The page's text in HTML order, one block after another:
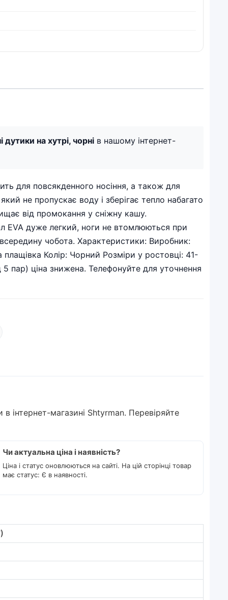
на хутрі, чорні в нашому інтернет-
для повсякденного носіння, а також для
не пропускає воду і зберігає тепло набагато
від промокання у сніжну кашу.
EVA дуже легкий, ноги не втомлюються при
чобота. Характеристики: Виробник:
Колір: Чорний Розміри у ростовці: 41-
пар) ціна знижена. Телефонуйте для уточнення
інтернет-магазині Shtyrman. Перевіряйте
Чи актуальна ціна і наявність?
Ціна і статус оновлюються на сайті. На цій сторінці товар
має статус: Є в наявності.